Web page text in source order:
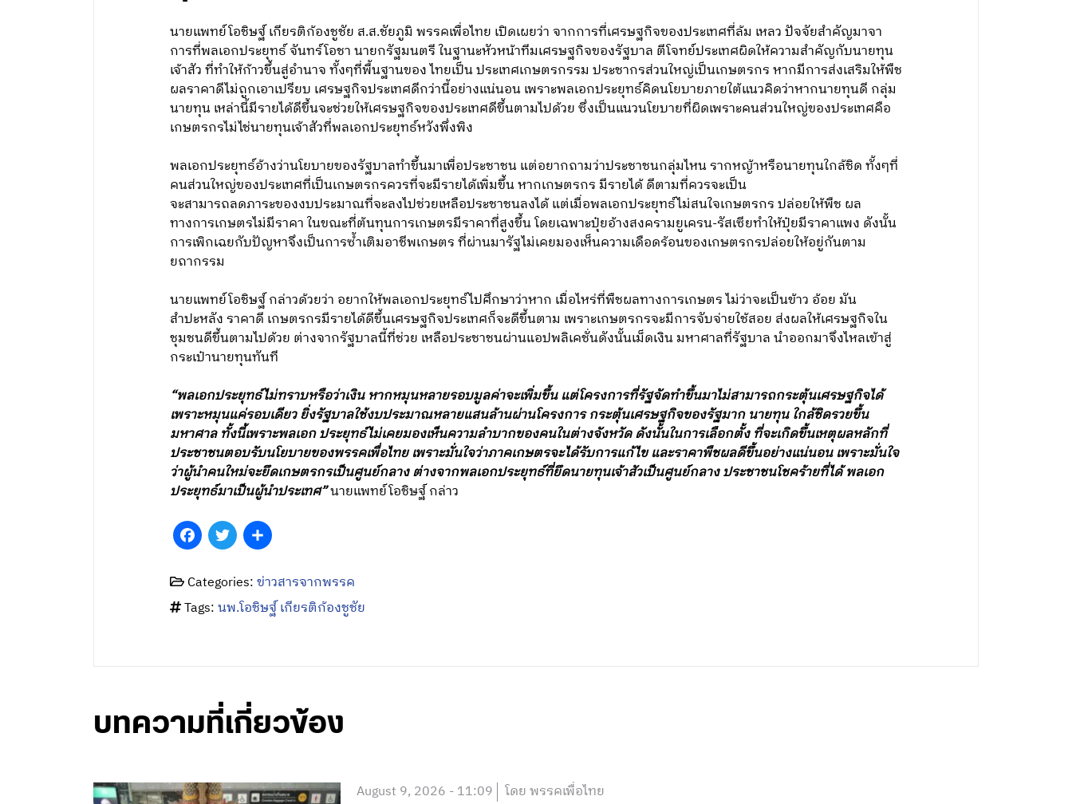
นายแพทย์โอชิษฐ์ เกียรติก้องชูชัย ส.ส.ชัยภูมิ พรรคเพื่อไทย เปิดเผยว่า จากการที่เศรษฐกิจของประเทศที่ล้ม เหลว ปัจจัยสำคัญมาจา
การที่พลเอกประยุทธ์ จันทร์โอชา นายกรัฐมนตรี ในฐานะหัวหน้าทีมเศรษฐกิจของรัฐบาล ตีโจทย์ประเทศผิดให้ความสำคัญกับนายทุน
เจ้าสัว ที่ทำให้ก้าวขึ้นสู่อำนาจ ทั้งๆที่พื้นฐานของ ไทยเป็น ประเทศเกษตรกรรม ประชากรส่วนใหญ่เป็นเกษตรกร หากมีการส่งเสริมให้พืช
ผลราคาดีไม่ถูกเอาเปรียบ เศรษฐกิจประเทศดีกว่านี้อย่างแน่นอน เพราะพลเอกประยุทธ์คิดนโยบายภายใต้แนวคิดว่าหากนายทุนดี กลุ่ม
นายทุน เหล่านี้มีรายได้ดีขึ้นจะช่วยให้เศรษฐกิจของประเทศดีขึ้นตามไปด้วย ซึ่งเป็นแนวนโยบายที่ผิดเพราะคนส่วนใหญ่ของประเทศคือ
เกษตรกรไม่ไช่นายทุนเจ้าสัวที่พลเอกประยุทธ์หวังพึ่งพิง
พลเอกประยุทธ์อ้างว่านโยบายของรัฐบาลทำขึ้นมาเพื่อประชาชน แต่อยากถามว่าประชาชนกลุ่มไหน รากหญ้าหรือนายทุนใกล้ชิด ทั้งๆที่
คนส่วนใหญ่ของประเทศที่เป็นเกษตรกรควรที่จะมีรายได้เพิ่มขึ้น หากเกษตรกร มีรายได้ ดีตามที่ควรจะเป็น
จะสามารถลดภาระของงบประมาณที่จะลงไปช่วยเหลือประชาชนลงได้ แต่เมื่อพลเอกประยุทธ์ไม่สนใจเกษตรกร ปล่อยให้พืช ผล
ทางการเกษตรไม่มีราคา ในขณะที่ต้นทุนการเกษตรมีราคาที่สูงขึ้น โดยเฉพาะปุ๋ยอ้างสงครามยูเครน-รัสเซียทำให้ปุ๋ยมีราคาแพง ดังนั้น
การเพิกเฉยกับปัญหาจึงเป็นการซ้ำเติมอาชีพเกษตร ที่ผ่านมารัฐไม่เคยมองเห็นความเดือดร้อนของเกษตรกรปล่อยให้อยู่กันตาม
ยถากรรม
นายแพทย์โอชิษฐ์ กล่าวด้วยว่า อยากให้พลเอกประยุทธ์ไปศึกษาว่าหาก เมื่อไหร่ที่พืชผลทางการเกษตร ไม่ว่าจะเป็นข้าว อ้อย มัน
สำปะหลัง ราคาดี เกษตรกรมีรายได้ดีขึ้นเศรษฐกิจประเทศก็จะดีขึ้นตาม เพราะเกษตรกรจะมีการจับจ่ายใช้สอย ส่งผลให้เศรษฐกิจใน
ชุมชนดีขึ้นตามไปด้วย ต่างจากรัฐบาลนี้ที่ช่วย เหลือประชาชนผ่านแอปพลิเคชั่นดังนั้นเม็ดเงิน มหาศาลที่รัฐบาล นำออกมาจึงไหลเข้าสู่
กระเป๋านายทุนทันที
“พลเอกประยุทธ์ไม่ทราบหรือว่าเงิน หากหมุนหลายรอบมูลค่าจะเพิ่มขึ้น แต่โครงการที่รัฐจัดทำขึ้นมาไม่สามารถกระตุ้นเศรษฐกิจได้
เพราะหมุนแค่รอบเดียว ยิ่งรัฐบาลใช้งบประมาณหลายแสนล้านผ่านโครงการ กระตุ้นเศรษฐกิจของรัฐมาก นายทุน ใกล้ชิดรวยขึ้น
มหาศาล ทั้งนี้เพราะพลเอก ประยุทธ์ไม่เคยมองเห็นความลำบากของคนในต่างจังหวัด ดังนั้นในการเลือกตั้ง ที่จะเกิดขึ้นเหตุผลหลักที่
ประชาชนตอบรับนโยบายของพรรคเพื่อไทย เพราะมั่นใจว่าภาคเกษตรจะได้รับการแก้ไข และราคาพืชผลดีขึ้นอย่างแน่นอน เพราะมั่นใจ
ว่าผู้นำคนใหม่จะยึดเกษตรกรเป็นศูนย์กลาง ต่างจากพลเอกประยุทธ์ที่ยึดนายทุนเจ้าสัวเป็นศูนย์กลาง ประชาชนโชคร้ายที่ได้ พลเอก
ประยุทธ์มาเป็นผู้นำประเทศ”นายแพทย์โอชิษฐ์ กล่าว
Facebook
TwitterShare
Categories:ข่าวสารจากพรรค
Tags:นพ.โอชิษฐ์ เกียรติก้องชูชัย
บทความที่เกี่ยวข้อง
August 9, 2026 - 11:09 โดย พรรคเพื่อไทย